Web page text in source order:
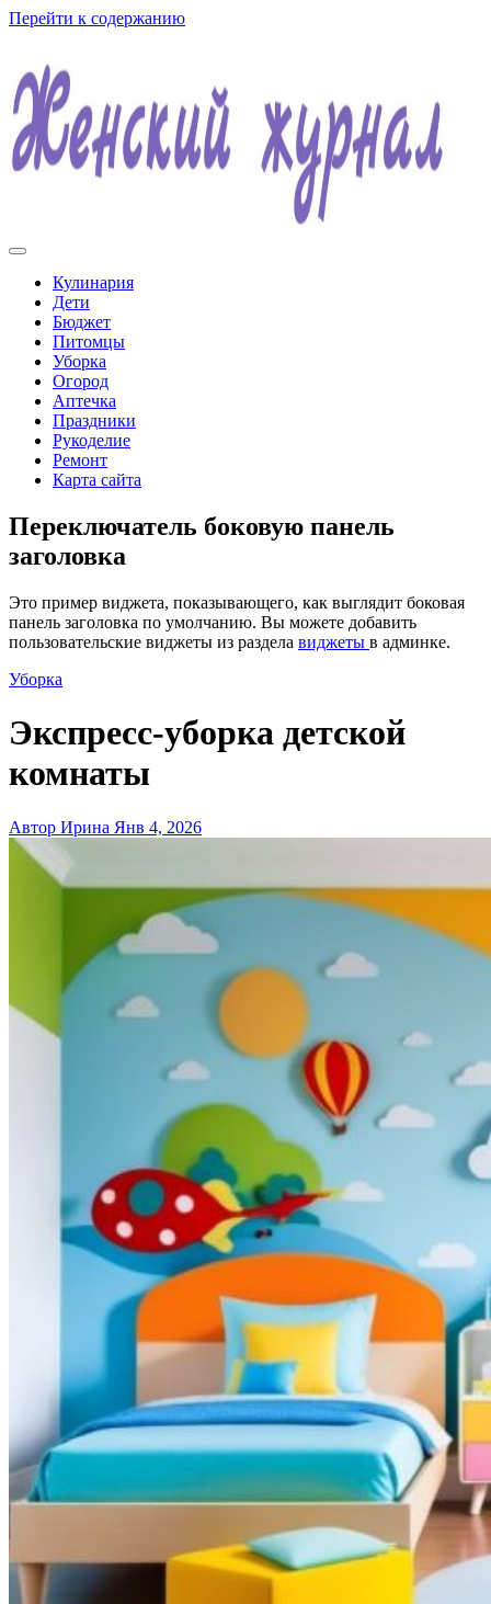
Перейти к содержанию
Женский журнал
Кулинария
Дети
Бюджет
Питомцы
Уборка
Огород
Аптечка
Праздники
Рукоделие
Ремонт
Карта сайта
Переключатель боковую панель
заголовка
Это пример виджета, показывающего, как выглядит боковая
панель заголовка по умолчанию. Вы можете добавить
пользовательские виджеты из раздела виджеты в админке.
Уборка
Экспресс-уборка детской
комнаты
Автор Ирина Янв 4, 2026